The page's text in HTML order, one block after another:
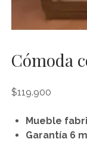
Cómoda
$119.900
Mueble
Garantía 6